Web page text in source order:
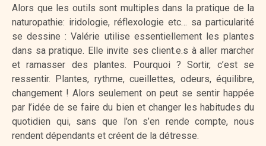
Alors que les outils sont multiples dans la pratique de la
naturopathie: iridologie, réflexologie etc… sa particularité
se dessine : Valérie utilise essentiellement les plantes
dans sa pratique. Elle invite ses client.e.s à aller marcher
et ramasser des plantes. Pourquoi ? Sortir, c’est se
ressentir. Plantes, rythme, cueillettes, odeurs, équilibre,
changement ! Alors seulement on peut se sentir happée
par l’idée de se faire du bien et changer les habitudes du
quotidien qui, sans que l’on s’en rende compte, nous
rendent dépendants et créent de la détresse.